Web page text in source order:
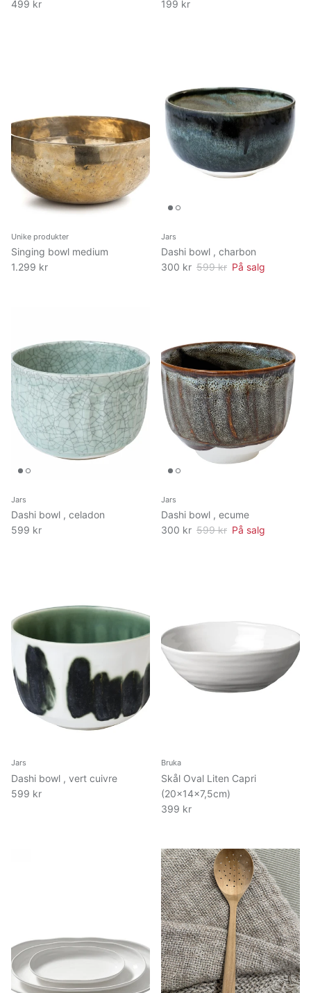
499 kr 199 kr
Unike produkter
Singing bowl medium
1.299 kr
Jars
Dashi bowl , charbon
300 kr 599 kr På salg
Jars
Dashi bowl , celadon
599 kr
Jars
Dashi bowl , ecume
300 kr 599 kr På salg
Jars
Dashi bowl , vert cuivre
599 kr
Bruka
Skål Oval Liten Capri
(20x14x7,5cm)
399 kr